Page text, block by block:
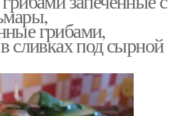
грибами,
сливках под сырной